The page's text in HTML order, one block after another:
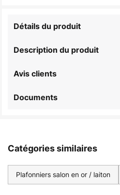
Description du produit
Détails du produit
Avis clients
Documents
Catégories similaires
Plafonniers salon en or / laiton